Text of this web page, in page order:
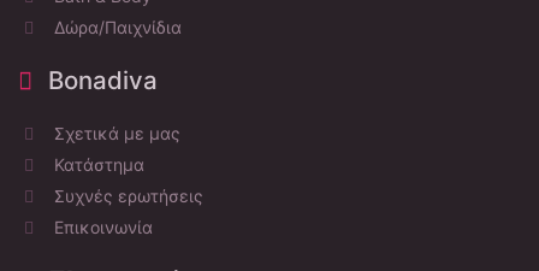
Δώρα/Παιχνίδια
Bonadiva
Σχετικά με μας
Κατάστημα
Συχνές ερωτήσεις
Επικοινωνία